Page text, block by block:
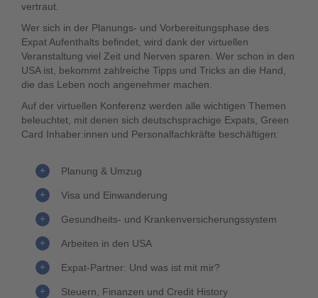
vertraut.
Wer sich in der Planungs- und Vorbereitungsphase des
Expat Aufenthalts befindet, wird dank der virtuellen
Veranstaltung viel Zeit und Nerven sparen. Wer schon in den
USA ist, bekommt zahlreiche Tipps und Tricks an die Hand,
die das Leben noch angenehmer machen.
Auf der virtuellen Konferenz werden alle wichtigen Themen
beleuchtet, mit denen sich deutschsprachige Expats, Green
Card Inhaber:innen und Personalfachkräfte beschäftigen:
Planung & Umzug
Visa und Einwanderung
Gesundheits- und Krankenversicherungssystem
Arbeiten in den USA
Expat-Partner: Und was ist mit mir?
Steuern, Finanzen und Credit History